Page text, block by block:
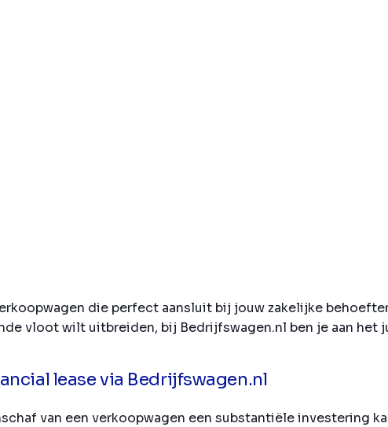
die perfect aansluit bij jouw zakelijke
vloot wilt uitbreiden, bij Bedrijfswagen.nl ben je aan het
lease via Bedrijfswagen.nl
van een verkoopwagen een substantiële investering